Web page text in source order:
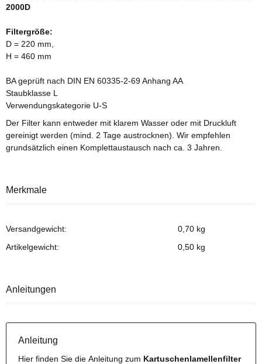
2000D
Filtergröße:
D = 220 mm,
H = 460 mm
BA geprüft nach DIN EN 60335-2-69 Anhang AA
Staubklasse L
Verwendungskategorie U-S
Der Filter kann entweder mit klarem Wasser oder mit Druckluft
gereinigt werden (mind. 2 Tage austrocknen). Wir empfehlen
grundsätzlich einen Komplettaustausch nach ca. 3 Jahren.
Merkmale
Versandgewicht:
0,70 kg
Artikelgewicht:
0,50 kg
Anleitungen
Anleitung
Hier finden Sie die Anleitung zum Kartuschenlamellenfilter